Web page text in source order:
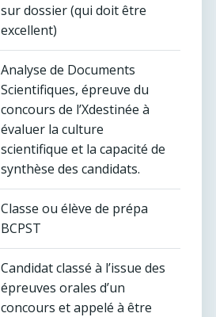
sur dossier (qui doit être
excellent)
Analyse de Documents
Scientifiques, épreuve du
concours de l’Xdestinée à
évaluer la culture
scientifique et la capacité de
synthèse des candidats.
Classe ou élève de prépa
BCPST
Candidat classé à l’issue des
épreuves orales d’un
concours et appelé à être